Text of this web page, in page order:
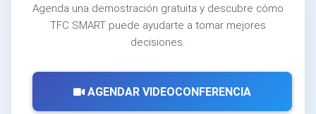
Agenda una demostración gratuita y descubre cómo
TFC SMART puede ayudarte a tomar mejores
decisiones.
AGENDAR VIDEOCONFERENCIA